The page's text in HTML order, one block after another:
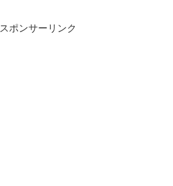
スポンサーリンク